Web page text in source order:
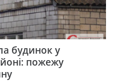
будинок у
пожежу